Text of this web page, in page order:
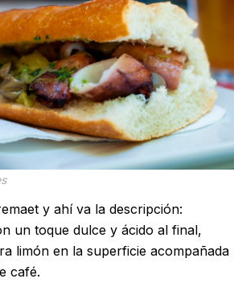
y ahí va la descripción:
un toque dulce y ácido al final,
limón en la superficie acompañada
café.